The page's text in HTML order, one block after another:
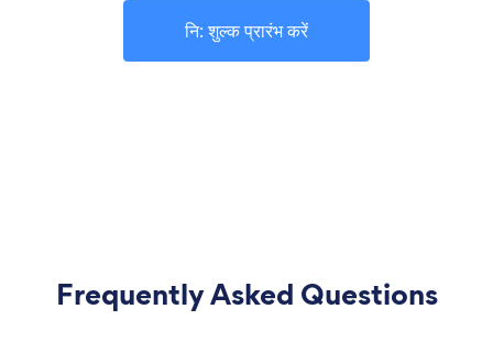
नि: शुल्क प्रारंभ करें
Frequently Asked Questions